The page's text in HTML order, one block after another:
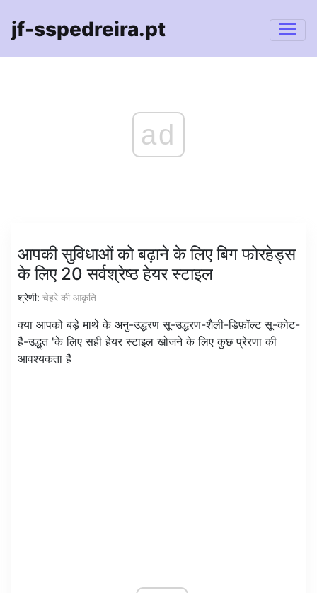
jf-sspedreira.pt
ad
आपकी सुविधाओं को बढ़ाने के लिए बिग फोरहेड्स
के लिए 20 सर्वश्रेष्ठ हेयर स्टाइल
श्रेणी: चेहरे की आकृति
क्या आपको बड़े माथे के अनु-उद्धरण सू-उद्धरण-शैली-डिफ़ॉल्ट सू-कोट-
है-उद्धृत 'के लिए सही हेयर स्टाइल खोजने के लिए कुछ प्रेरणा की
आवश्यकता है